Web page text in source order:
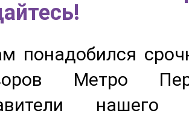
понадобился
Метро
нашего